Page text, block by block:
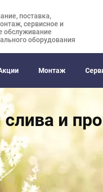
поставка,
сервисное и
обслуживание
оборудования
Монтаж
и